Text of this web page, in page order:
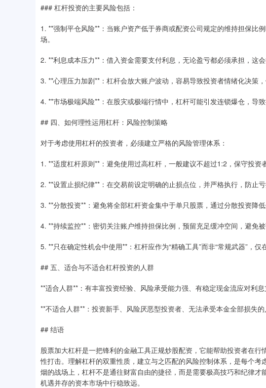
### 杠杆投资的主要风险包括：
1. **强制平仓风险**：当账户资产低于券商或配资公司规定的维持担保比
场。
2. **利息成本压力**：借入资金需要支付利息，无论盈亏都必须承担，这会
3. **心理压力加剧**：杠杆会放大账户波动，容易导致投资者情绪化决策，
4. **市场极端风险**：在股灾或极端行情中，杠杆可能引发连锁爆仓，导致
## 四、如何理性运用杠杆：风险控制策略
对于考虑使用杠杆的投资者，必须建立严格的风险管理体系：
1. **适度杠杆原则**：避免使用过高杠杆，一般建议不超过1:2，保守投资
2. **设置止损纪律**：在交易前设定明确的止损点位，并严格执行，防止亏
3. **分散投资**：避免将全部杠杆资金集中于单只股票，通过分散投资降低
4. **持续监控**：密切关注账户维持担保比例，预留充足缓冲空间，避免被
5. **只在确定性机会中使用**：杠杆应作为“精确工具”而非“常规武器”，仅
## 五、适合与不适合杠杆投资的人群
**适合人群**：有丰富投资经验、风险承受能力强、有稳定现金流应对利息
**不适合人群**：投资新手、风险厌恶型投资者、无法承受本金全部损失的
## 结语
股票加大杠杆是一把锋利的金融工具正规炒股配资，它能帮助投资者在
性打击。理解杠杆的双重性质，建立与之匹配的风险控制体系，是每个
烟的战场上，杠杆不是通往财富自由的捷径，而是需要极高技巧和纪律
机遇并存的资本市场中行稳致远。